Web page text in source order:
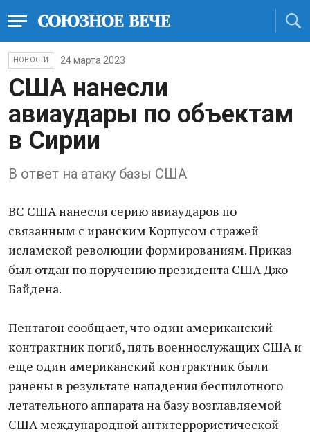
НОВОСТИ 24 марта 2023
США нанесли
авиаудары по объектам
в Сирии
В ответ на атаку базы США
ВС США нанесли серию авиаударов по
связанным с иранским Корпусом стражей
исламской революции формированиям. Приказ
был отдан по поручению президента США Джо
Байдена.
Пентагон сообщает, что один американский
контрактник погиб, пять военнослужащих США и
еще один американский контрактник были
ранены в результате нападения беспилотного
летательного аппарата на базу возглавляемой
США международной антитеррористической